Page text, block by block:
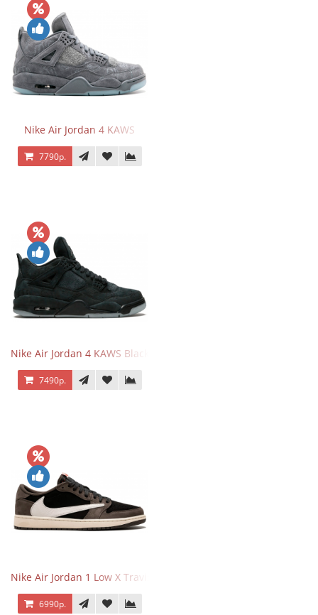
Nike Air Jordan 4 KAWS
7790р.
Nike Air Jordan 4 KAWS Black
7490р.
Nike Air Jordan 1 Low X Travis Scott
6990р.